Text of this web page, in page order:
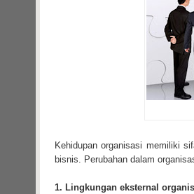
Kehidupan organisasi memiliki
bisnis. Perubahan dalam
1. Lingkungan eksternal